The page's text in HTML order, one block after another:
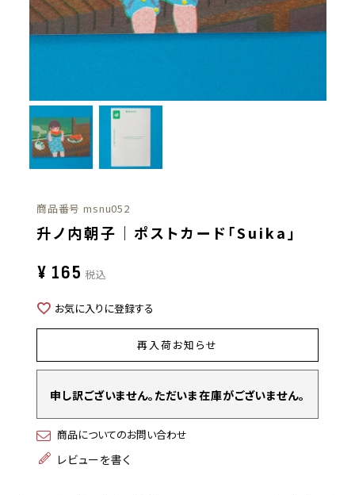
商品番号 msnu052
升ノ内朝子｜ポストカード「Suika」
¥ 165 税込
お気に入りに登録する
再入荷お知らせ
申し訳ございません。ただいま在庫がございません。
商品についてのお問い合わせ
レビューを書く